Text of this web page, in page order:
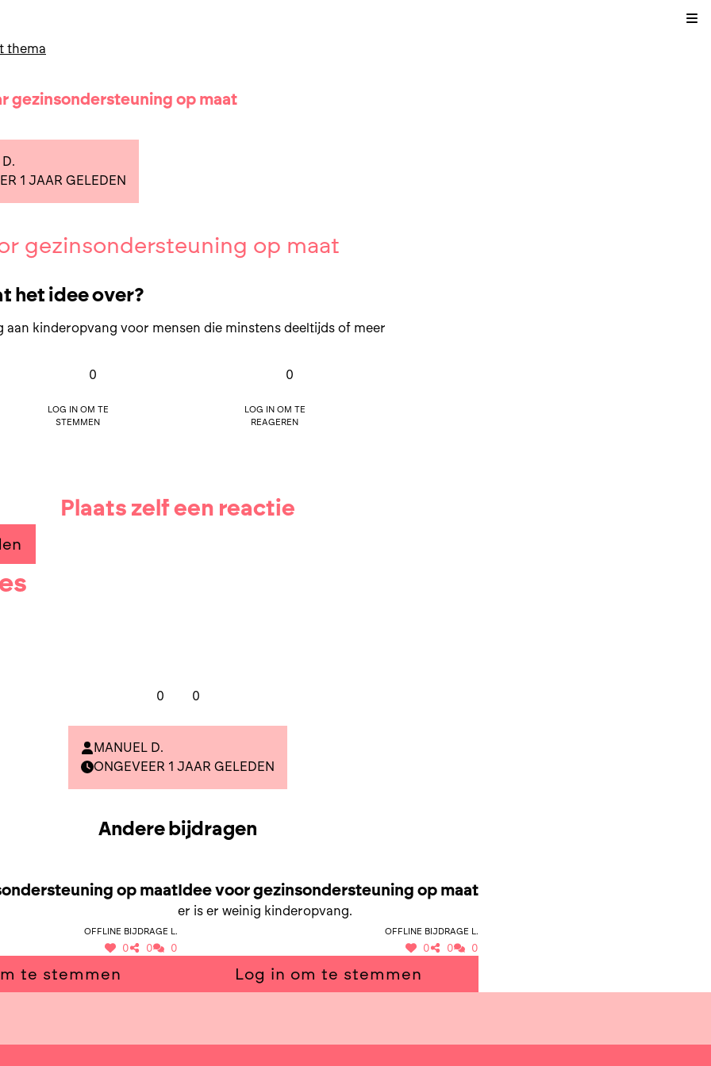
thema
gezinsondersteuning op maat
1 JAAR GELEDEN
gezinsondersteuning op maat
het idee over?
aan kinderopvang voor mensen die minstens deeltijds of meer
0
Log in om te
stemmen
0
Log in om te
reageren
Plaats zelf een reactie
0 0
MANUEL D.
ONGEVEER 1 JAAR GELEDEN
Andere bijdragen
op maat
Offline bijdrage L.
0 0 0
te stemmen
Idee voor gezinsondersteuning op maat
er is er weinig kinderopvang.
Offline bijdrage L.
0 0 0
Log in om te stemmen